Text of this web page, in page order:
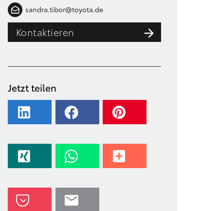
sandra.tibor@toyota.de
Kontaktieren
Jetzt teilen